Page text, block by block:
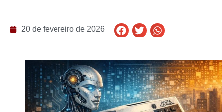
20 de fevereiro de 2026